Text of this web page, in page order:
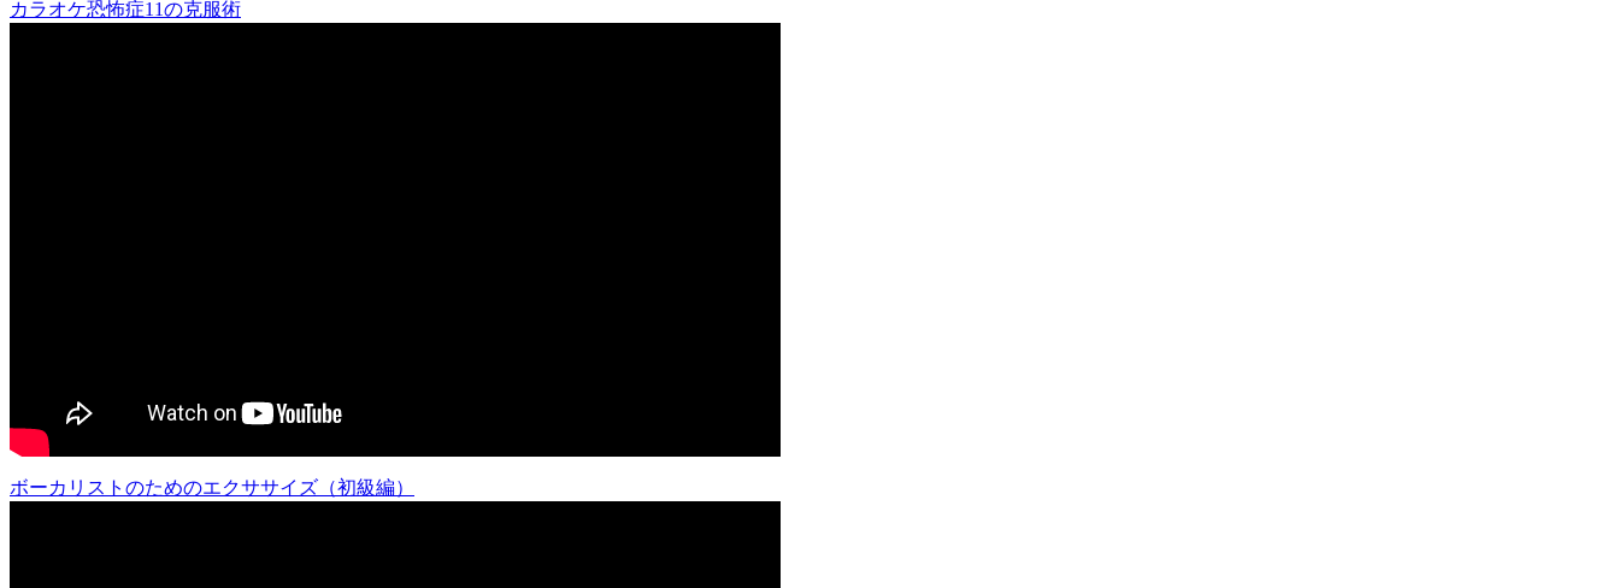
カラオケ恐怖症11の克服術
ボーカリストのためのエクササイズ（初級編）